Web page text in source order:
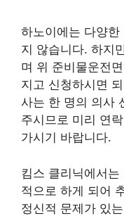
하노이에는 다양
지 않습니다. 하지
며 위 준비물운전
지고 신청하시면
사는 한 명의 의사
주시므로 미리 연
가시기 바랍니다.
킴스 클리닉에서
적으로 하게 되어
정신적 문제가 있